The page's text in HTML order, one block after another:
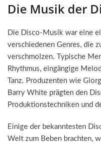
Die Musik der
Die Disco-Musik war eine
verschiedenen Genres, die
verschmolzen. Typische
Rhythmus, eingängige
Tanz. Produzenten wie
Barry White prägten den
Produktionstechniken und
Einige der bekanntesten
Welt zum Beben brachten,